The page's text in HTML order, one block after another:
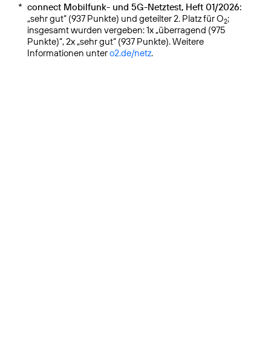
* connect Mobilfunk- und 5G-Netztest, Heft 01/2026:
„sehr gut“ (937 Punkte) und geteilter 2. Platz für O2;
insgesamt wurden vergeben: 1x „überragend (975
Punkte)“, 2x „sehr gut“ (937 Punkte). Weitere
Informationen untero2.de/netz.